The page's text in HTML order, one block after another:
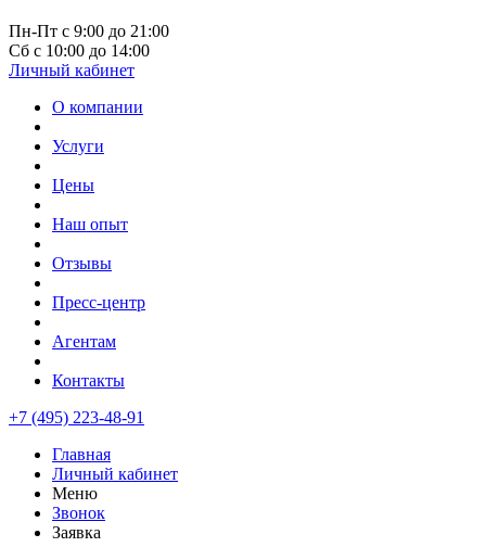
Пн-Пт с 9:00 до 21:00
Сб с 10:00 до 14:00
Личный кабинет
О компании
Услуги
Цены
Наш опыт
Отзывы
Пресс-центр
Агентам
Контакты
+7 (495) 223-48-91
Главная
Личный кабинет
Меню
Звонок
Заявка